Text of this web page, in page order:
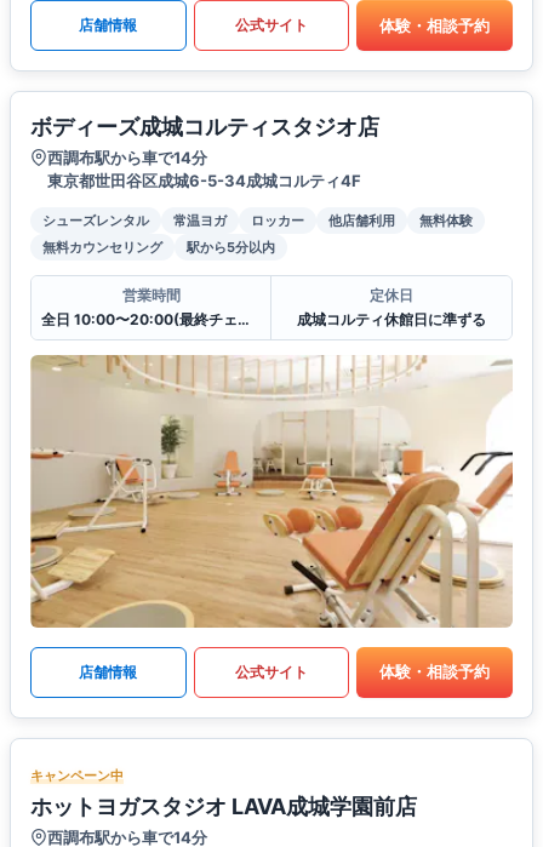
店舗情報 公式サイト 体験・相談予約
ボディーズ成城コルティスタジオ店
西調布駅から車で14分
東京都世田谷区成城6-5-34成城コルティ4F
シューズレンタル 常温ヨガ ロッカー 他店舗利用
無料体験
無料カウンセリング
駅から5分以内
営業時間
全日 10:00〜20:00(最終チェックイン19:30)
定休日
成城コルティ休館日に準ずる
店舗情報 公式サイト 体験・相談予約
キャンペーン中
ホットヨガスタジオ LAVA成城学園前店
西調布駅から車で14分